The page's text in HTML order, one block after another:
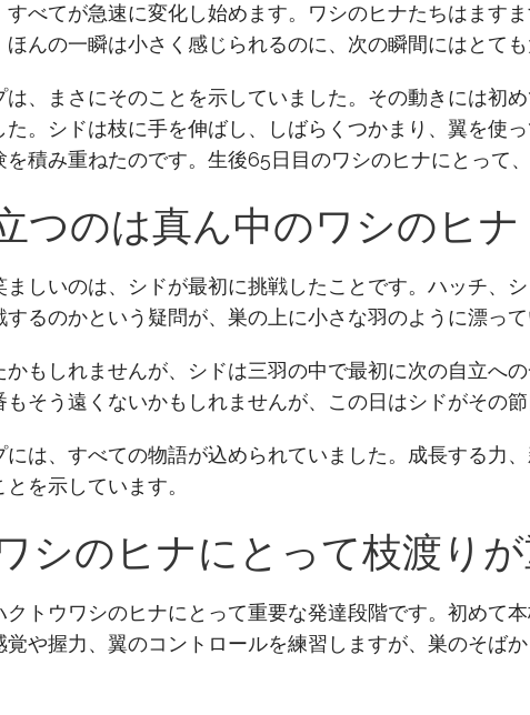
すべてが急速に変化し始めます。ワシのヒナたちはます
んの一瞬は小さく感じられるのに、次の瞬間にはとて
は、まさにそのことを示していました。その動きには初
た。シドは枝に手を伸ばし、しばらくつかまり、翼を使
積み重ねたのです。生後65日目のワシのヒナにとって
つのは真ん中のワシのヒナ
しいのは、シドが最初に挑戦したことです。ハッチ、
るのかという疑問が、巣の上に小さな羽のように漂っ
かもしれませんが、シドは三羽の中で最初に次の自立へ
そう遠くないかもしれませんが、この日はシドがその節
には、すべての物語が込められていました。成長する力
を示しています。
シのヒナにとって枝渡り
トウワシのヒナにとって重要な発達段階です。初めて
や握力、翼のコントロールを練習しますが、巣のそば